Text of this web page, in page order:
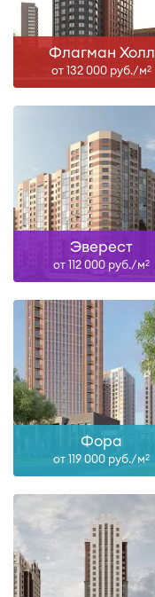
Флагман Холл
от 132 000 руб./м2
Эверест
от 112 000 руб./м2
Фора
от 119 000 руб./м2